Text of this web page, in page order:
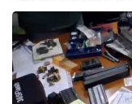
Ticket”